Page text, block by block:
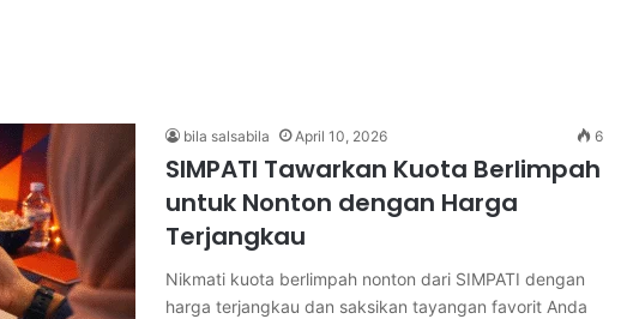
bila salsabila April 10, 2026 6
SIMPATI Tawarkan Kuota Berlimpah
untuk Nonton dengan Harga
Terjangkau
Nikmati kuota berlimpah nonton dari SIMPATI dengan
harga terjangkau dan saksikan tayangan favorit Anda